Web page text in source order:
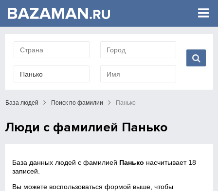
База людей Поиск по фамилии Панько
Люди с фамилией Панько
База данных людей с фамилией Панько насчитывает 18
записей.
Вы можете воспользоваться формой выше, чтобы